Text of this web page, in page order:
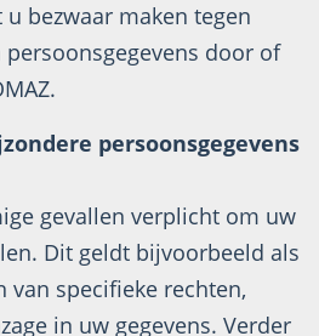
bezwaar maken tegen
persoonsgegevens door of
persoonsgegevens
gevallen verplicht om uw
Dit geldt bijvoorbeeld als
van specifieke rechten,
in uw gegevens. Verder